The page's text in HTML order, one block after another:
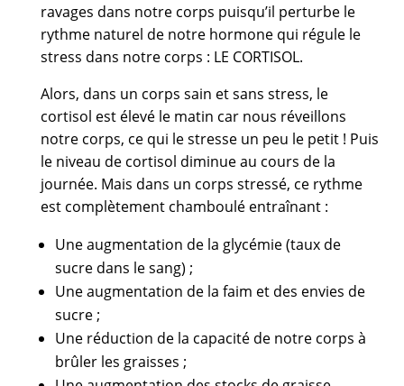
ravages dans notre corps puisqu’il perturbe le
rythme naturel de notre hormone qui régule le
stress dans notre corps : LE CORTISOL.
Alors, dans un corps sain et sans stress, le
cortisol est élevé le matin car nous réveillons
notre corps, ce qui le stresse un peu le petit ! Puis
le niveau de cortisol diminue au cours de la
journée. Mais dans un corps stressé, ce rythme
est complètement chamboulé entraînant :
Une augmentation de la glycémie (taux de
sucre dans le sang) ;
Une augmentation de la faim et des envies de
sucre ;
Une réduction de la capacité de notre corps à
brûler les graisses ;